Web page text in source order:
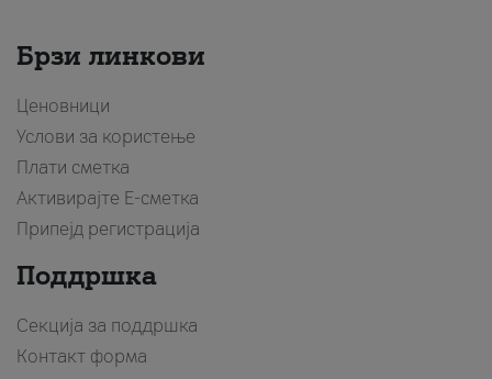
Брзи линкови
Ценовници
Услови за користење
Плати сметка
Активирајте Е-сметка
Припејд регистрација
Поддршка
Секција за поддршка
Контакт форма